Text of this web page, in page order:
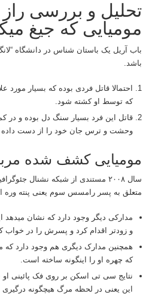
تحلیل و بررسی
مومیایی که جیغ
باب آریل یک باستان شناس در دانشگاه
باشد.
احتمالا قاتل فردی بوده که بسیار
که توسط او کشته شود.
قاتل این فرد بسیار سنگ دل بوده و
وحشت و ترس جان خود را از دست داده
مومیایی کشف شده
سال ۲۰۰۸ مستندی از شبکه نشنال
متعلق به پسر رامسس سوم یعنی پنته وره
مدارکی دیگر وجود دارد که نشان
و زودتر اقدام کرد و پسرش را در
همچنین مدارک دیگری هم وجود دارد
که چهره او را اینگونه ساخته است.
نتایج سی تی اسکن بر روی فک
این یعنی در لحظه مرگ هیچگونه